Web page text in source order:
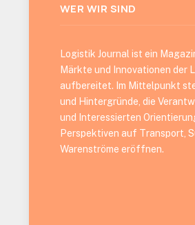
WER WIR SIND
Logistik Journal ist ein
Märkte und Innovationen der
aufbereitet. Im Mittelpunkt
und Hintergründe, die
und Interessierten
Perspektiven auf Transport,
Warenströme eröffnen.